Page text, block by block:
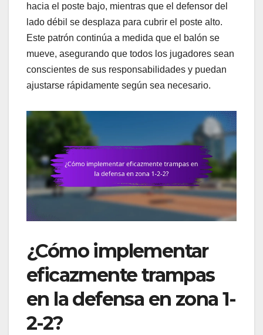
hacia el poste bajo, mientras que el defensor del
lado débil se desplaza para cubrir el poste alto.
Este patrón continúa a medida que el balón se
mueve, asegurando que todos los jugadores sean
conscientes de sus responsabilidades y puedan
ajustarse rápidamente según sea necesario.
¿Cómo implementar
eficazmente trampas
en la defensa en zona 1-
2-2?